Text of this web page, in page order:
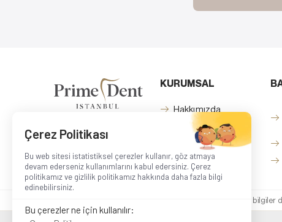
KURUMSAL
Hakkımızda
Hekimlerimiz
Belgeler
Bu site içeriğinde bulunan bilgiler
Çerez Politikası
Bu web sitesi istatistiksel çerezler kullanır, göz atmaya
devam ederseniz kullanımlarını kabul edersiniz. Çerez
politikamız ve gizlilik politikamız hakkında daha fazla bilgi
edinebilirsiniz.
Bu çerezler ne için kullanılır: